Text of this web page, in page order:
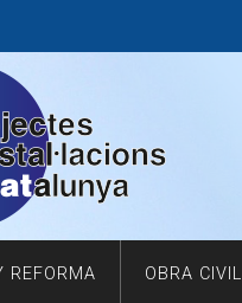
REFORMA OBRA CIVIL